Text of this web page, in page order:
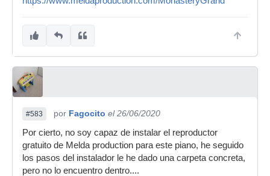
#583 por Fagocito el 26/06/2020
Por cierto, no soy capaz de instalar el reproductor
gratuito de Melda production para este piano, he seguido
los pasos del instalador le he dado una carpeta concreta,
pero no lo encuentro dentro....